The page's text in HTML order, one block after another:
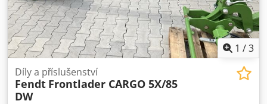
1 /3
Díly a příslušenství
Fendt Frontlader CARGO 5X/85
DW